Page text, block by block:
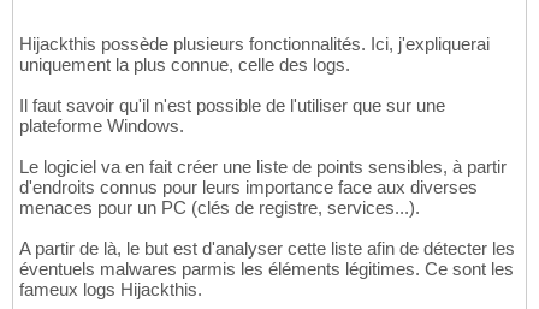
Hijackthis possède plusieurs fonctionnalités. Ici, j'expliquerai
uniquement la plus connue, celle des logs.
Il faut savoir qu'il n'est possible de l'utiliser que sur une
plateforme Windows.
Le logiciel va en fait créer une liste de points sensibles, à partir
d'endroits connus pour leurs importance face aux diverses
menaces pour un PC (clés de registre, services...).
A partir de là, le but est d'analyser cette liste afin de détecter les
éventuels malwares parmis les éléments légitimes. Ce sont les
fameux logs Hijackthis.